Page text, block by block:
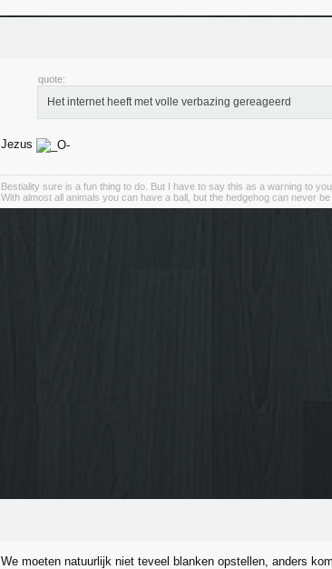
quote:
Het internet heeft met volle verbazing gereageerd
Jezus
Bestiality sure is a fun thing to do. But I have to say this as a warning to
With almost all animals you can have a ball, but the hedgehog can never be
We moeten natuurlijk niet teveel blanken opstellen, anders